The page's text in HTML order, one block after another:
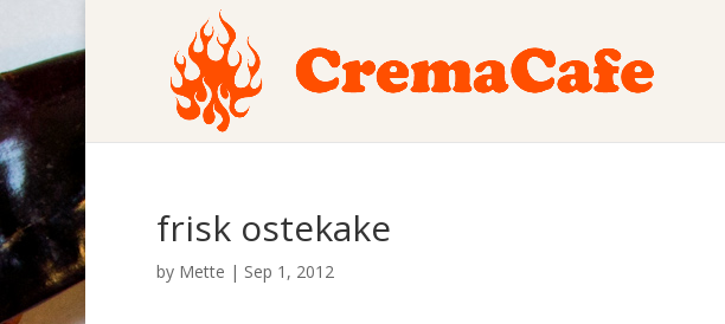
frisk ostekake
by Mette | Sep 1, 2012